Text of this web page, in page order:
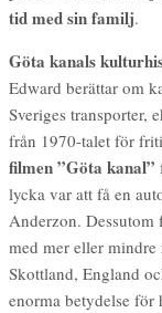
tid med sin familj.
Göta kanals
Edward berättar om
Sveriges transporter,
från 1970-talet för
filmen ”Göta kanal”
lycka var att få en
Anderzon. Dessutom
med mer eller mindre
Skottland, England
enorma betydelse för